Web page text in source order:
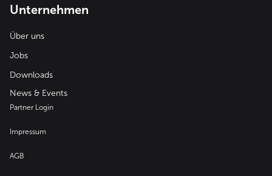
Unternehmen
Über uns
Jobs
Downloads
News & Events
Partner Login
Impressum
AGB